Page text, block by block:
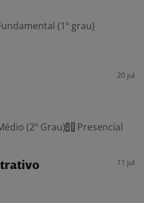
(1º grau)
20 jul
(2º Grau) Presencial
11 jul